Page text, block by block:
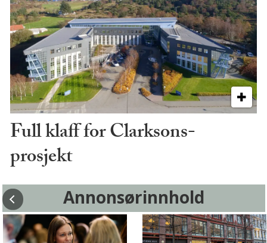
Full klaff for Clarksons-
prosjekt
Annonsørinnhold